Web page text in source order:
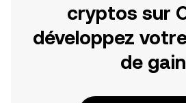
cryptos sur
développez
de gain